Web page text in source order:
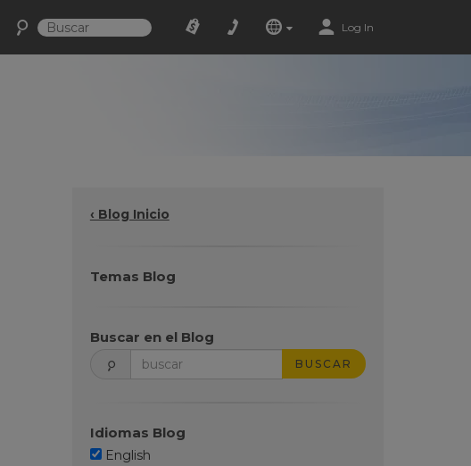
Log In
‹ Blog Inicio
Temas Blog
Buscar en el Blog
BUSCAR
Idiomas Blog
English